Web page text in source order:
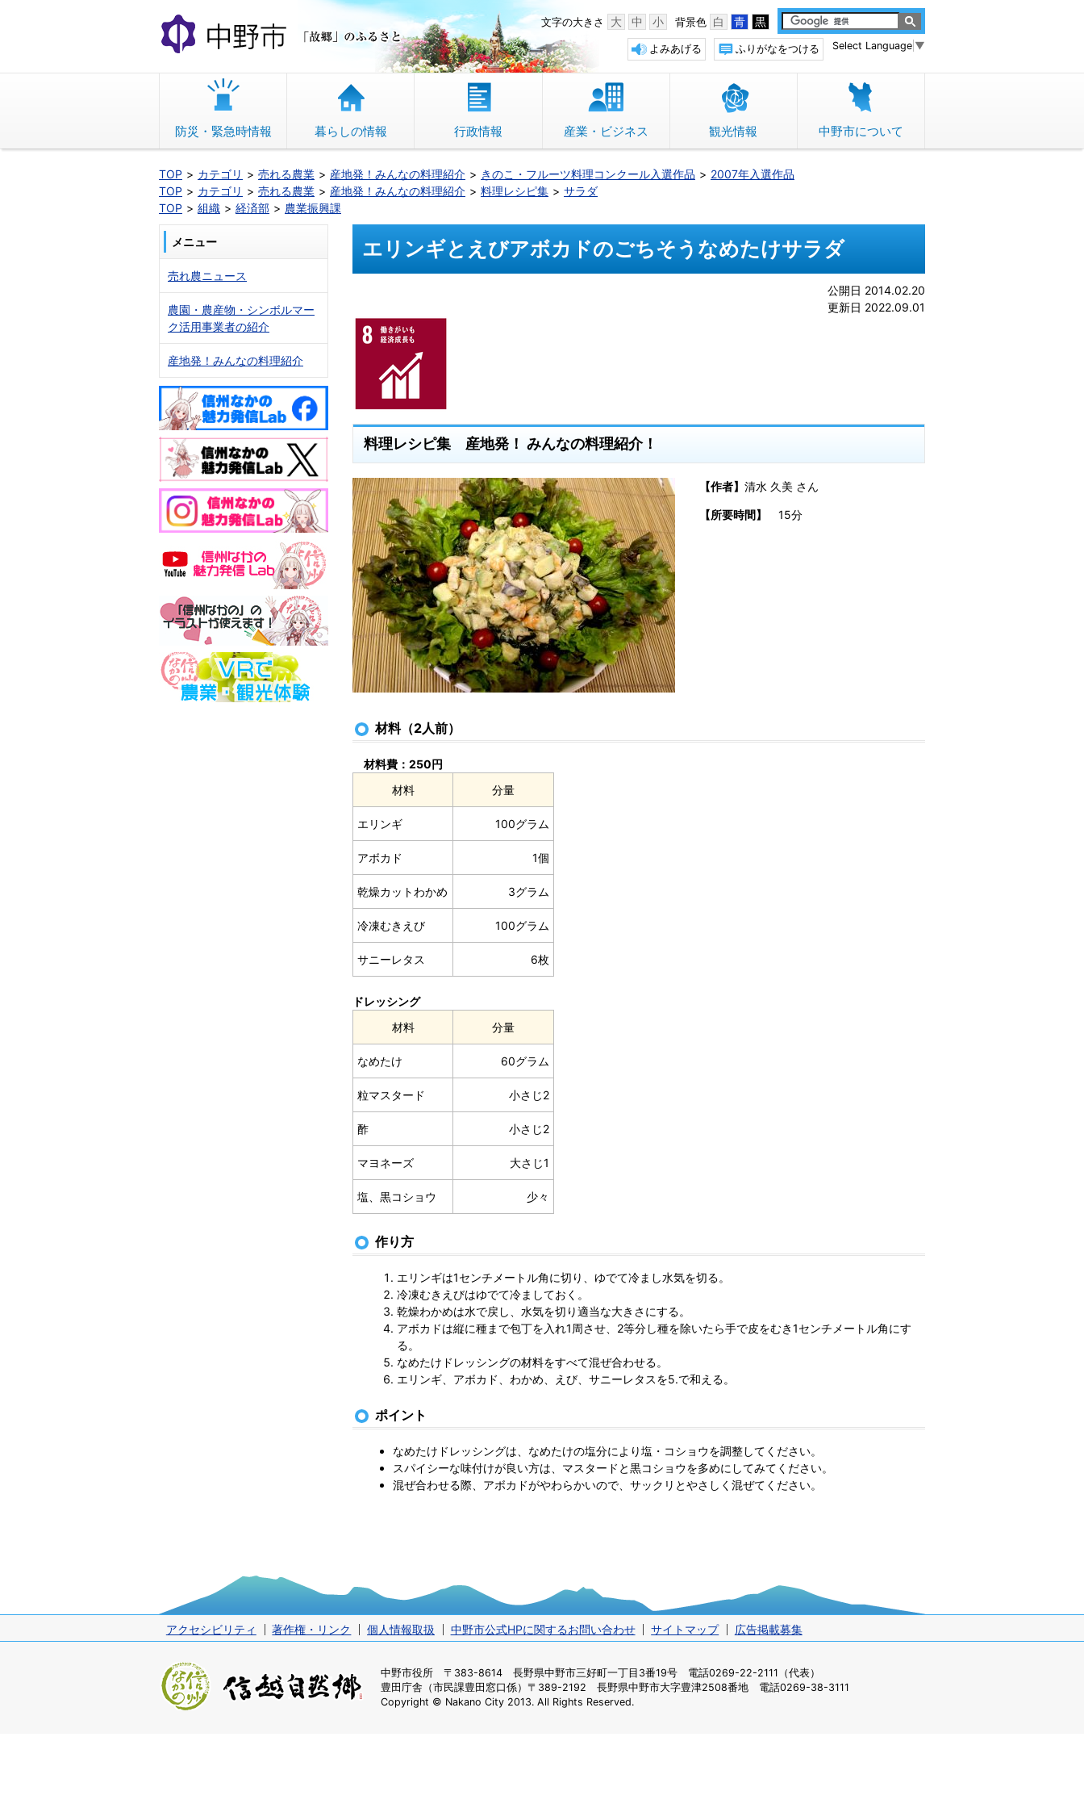
文
へ
動
中野市 「故郷」のふるさと 背景色 白 青 黒
文字の大きさ 大 中 小
Select Language ▼
ふりがなをつける
よみあげる
防災・緊急時情報 暮らしの情報 行政情報 産業・ビジネス 観光情報 中野市について
TOP カテゴリ 売れる農業 産地発！みんなの料理紹介 きのこ・フルーツ料理コンクール入選作品
2007年入選作品
TOP
カテゴリ 売れる農業 産地発！みんなの料理紹介 料理レシピ集
サラダ
TOP
組織 経済部 農業振興課
エリンギとえびアボカドのごちそうなめたけサラダ
公開日 2014.02.20
更新日 2022.09.01
料理レシピ集 産地発！ みんなの料理紹介！
【作者】 清水 久美 さん
【所要時間】 15分
材料（2人前）
材料費：250円
材料
分量
エリンギ 100グラム
アボカド 1個
乾燥カットわかめ 3グラム
冷凍むきえび 100グラム
サニーレタス 6枚
ドレッシング
材料
分量
なめたけ 60グラム
粒マスタード 小さじ2
酢 小さじ2
マヨネーズ 大さじ1
塩、黒コショウ 少々
作り方
エリンギは1センチメートル角に切り、ゆでて冷まし水気を切る。
冷凍むきえびはゆでて冷ましておく。
乾燥わかめは水で戻し、水気を切り適当な大きさにする。
アボカドは縦に種まで包丁を入れ1周させ、2等分し種を除いたら手で皮をむき1センチメートル角にす
る。
なめたけドレッシングの材料をすべて混ぜ合わせる。
エリンギ、アボカド、わかめ、えび、サニーレタスを5.で和える。
ポイント
なめたけドレッシングは、なめたけの塩分により塩・コショウを調整してください。
スパイシーな味付けが良い方は、マスタードと黒コショウを多めにしてみてください。
混ぜ合わせる際、アボカドがやわらかいので、サックリとやさしく混ぜてください。
メニュー
売れ農ニュース
農園・農産物・シンボルマー
ク活用事業者の紹介
産地発！みんなの料理紹介
アクセシビリティ 著作権・リンク 個人情報取扱 中野市公式HPに関するお問い合わせ サイトマップ 広告掲載募集
中野市役所 〒383-8614 長野県中野市三好町一丁目3番19号 電話0269-22-2111（代表）
豊田庁舎（市民課豊田窓口係） 〒389-2192 長野県中野市大字豊津2508番地 電話0269-38-3111
Copyright © Nakano City 2013. All Rights Reserved.